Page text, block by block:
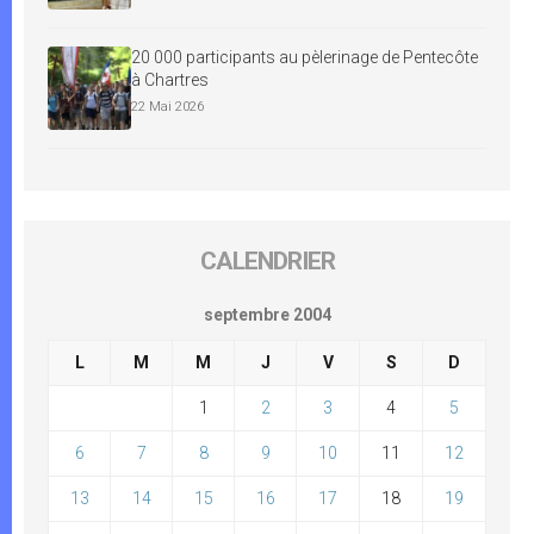
20 000 participants au pèlerinage de Pentecôte
à Chartres
22 Mai 2026
CALENDRIER
septembre 2004
L M M J V S D
1 2 3 4 5
6 7 8 9 10 11 12
13 14 15 16 17 18 19